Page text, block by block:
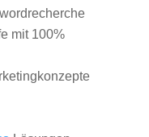
mit 100%